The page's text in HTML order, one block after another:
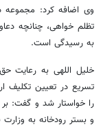
وی اضافه کرد: مجموعه
تظلم خواهی، چنانچه
به رسیدگی است.
خلیل اللهی به رعایت
تسریع در تعیین تکلیف
را خواستار شد و گفت:
و بستر رودخانه به